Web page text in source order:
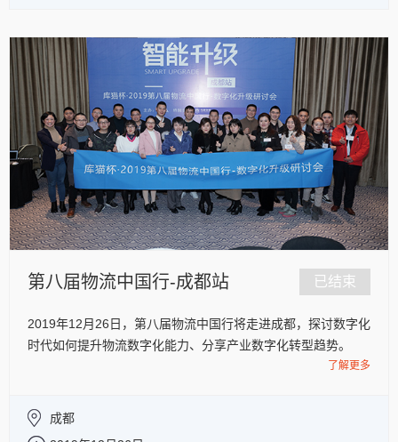
第八届物流中国行-成都站 已结束
2019年12月26日，第八届物流中国行将走进成都，探讨数字化
时代如何提升物流数字化能力、分享产业数字化转型趋势。
了解更多
成都